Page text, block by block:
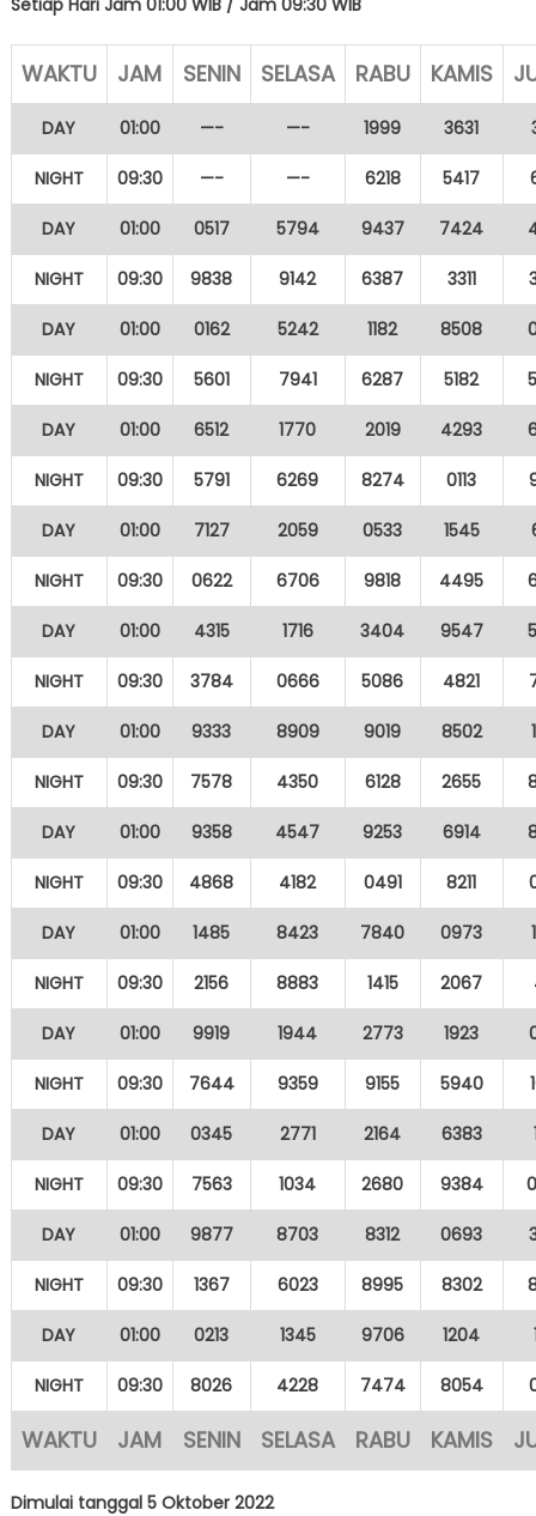
Setiap Hari Jam 01:00 WIB / Jam 09:30 WIB
WAKTU JAM SENIN SELASA RABU KAMIS
DAY 01:00 —- —- 1999 3631
NIGHT 09:30 —- —- 6218 5417
DAY 01:00 0517 5794 9437 7424
NIGHT 09:30 9838 9142 6387 3311
DAY 01:00 0162 5242 1182 8508
NIGHT 09:30 5601 7941 6287 5182
DAY 01:00 6512 1770 2019 4293
NIGHT 09:30 5791 6269 8274 0113
DAY 01:00 7127 2059 0533 1545
NIGHT 09:30 0622 6706 9818 4495
DAY 01:00 4315 1716 3404 9547
NIGHT 09:30 3784 0666 5086 4821
DAY 01:00 9333 8909 9019 8502
NIGHT 09:30 7578 4350 6128 2655
DAY 01:00 9358 4547 9253 6914
NIGHT 09:30 4868 4182 0491 8211
DAY 01:00 1485 8423 7840 0973
NIGHT 09:30 2156 8883 1415 2067
DAY 01:00 9919 1944 2773 1923
NIGHT 09:30 7644 9359 9155 5940
DAY 01:00 0345 2771 2164 6383
NIGHT 09:30 7563 1034 2680 9384
DAY 01:00 9877 8703 8312 0693
NIGHT 09:30 1367 6023 8995 8302
DAY 01:00 0213 1345 9706 1204
NIGHT 09:30 8026 4228 7474 8054
WAKTU JAM SENIN SELASA RABU KAMIS
Dimulai tanggal 5 Oktober 2022